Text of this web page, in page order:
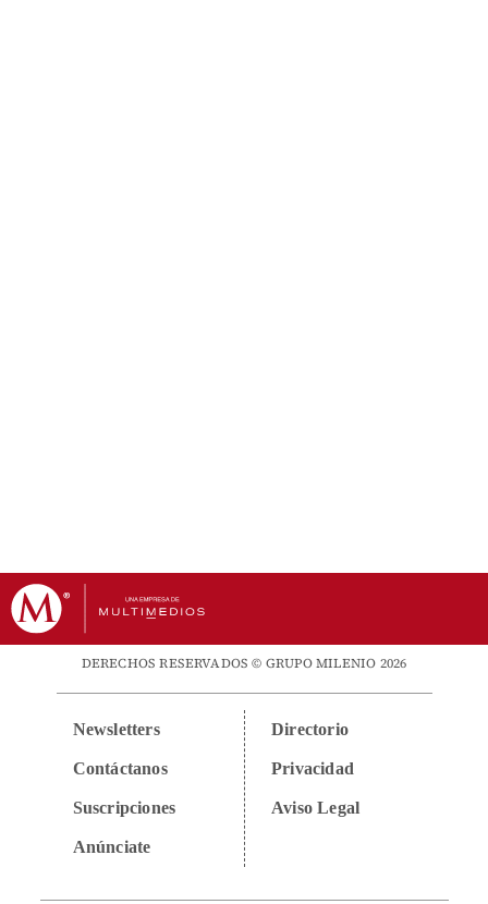
DERECHOS RESERVADOS © GRUPO MILENIO 2026
Newsletters
Contáctanos
Suscripciones
Anúnciate
Directorio
Privacidad
Aviso Legal